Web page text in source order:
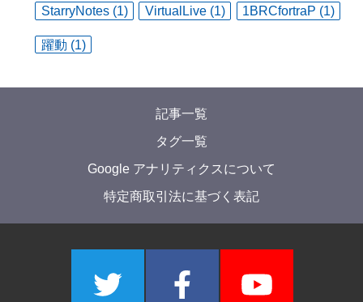
StarryNotes (1) VirtualLive (1) 1BRCfortraP (1)
躍動 (1)
記事一覧
タグ一覧
Google アナリティクスについて
特定商取引法に基づく表記